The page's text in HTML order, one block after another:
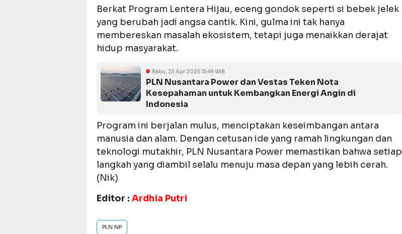
Berkat Program Lentera Hijau, eceng gondok seperti si bebek jelek
yang berubah jadi angsa cantik. Kini, gulma ini tak hanya
membereskan masalah ekosistem, tetapi juga menaikkan derajat
hidup masyarakat.
Rabu, 23 Apr 2025 15:49 WIB
PLN Nusantara Power dan Vestas Teken Nota
Kesepahaman untuk Kembangkan Energi Angin di
Indonesia
Program ini berjalan mulus, menciptakan keseimbangan antara
manusia dan alam. Dengan cetusan ide yang ramah lingkungan dan
teknologi mutakhir, PLN Nusantara Power memastikan bahwa setiap
langkah yang diambil selalu menuju masa depan yang lebih cerah.
(Nik)
Editor : Ardhia Putri
PLN NP